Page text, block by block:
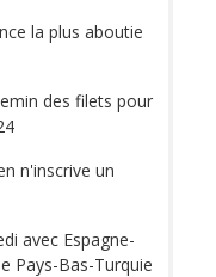
la plus aboutie
des filets pour
n'inscrive un
avec Espagne-
Pays-Bas-Turquie